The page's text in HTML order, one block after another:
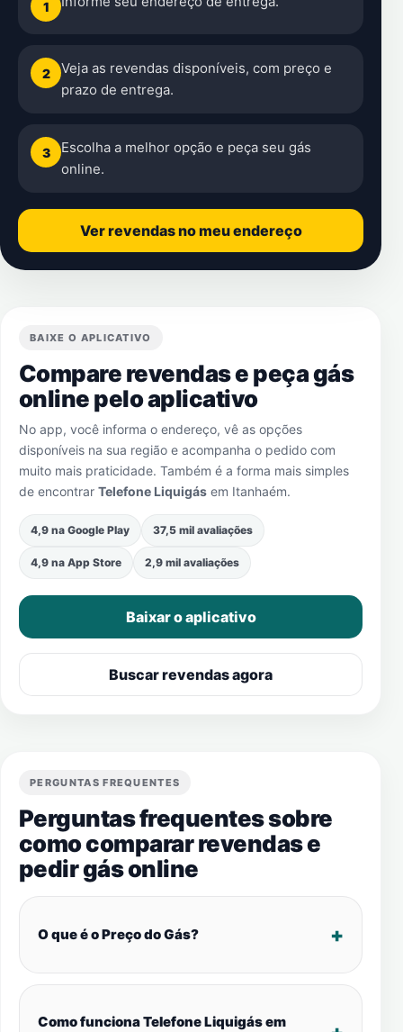
1
2
Veja as revendas disponíveis, com preço e
prazo de entrega.
3
Escolha a melhor opção e peça seu gás
online.
Ver revendas no meu endereço
BAIXE O APLICATIVO
Compare revendas e peça gás
online pelo aplicativo
No app, você informa o endereço, vê as opções
disponíveis na sua região e acompanha o pedido com
muito mais praticidade. Também é a forma mais simples
de encontrar Telefone Liquigás em Itanhaém.
4,9 na Google Play 37,5 mil avaliações
4,9 na App Store 2,9 mil avaliações
Baixar o aplicativo
Buscar revendas agora
PERGUNTAS FREQUENTES
Perguntas frequentes sobre
como comparar revendas e
pedir gás online
O que é o Preço do Gás?
Como funciona Telefone Liquigás em